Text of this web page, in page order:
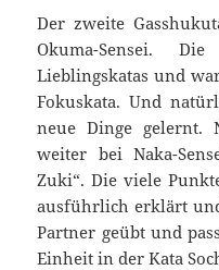
Der zweite
Okuma-Sensei.
Lieblingskatas und
Fokuskata. Und
neue Dinge gelernt.
weiter bei Naka-
Zuki“. Die viele
ausführlich erklärt
Partner geübt und
Einheit in der Kata